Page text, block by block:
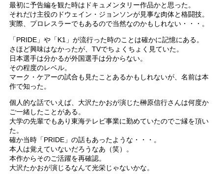
最初に予告編を観た時はドキュメンタリー作品かと思った。
それだけ主役のドウェイン・ジョンソンが見事な肉体と格闘技。
実際、プロレスラーでもあるので当然なのかもしれない・・・。
「PRIDE」や「K1」が流行った時のことは確かに記憶にある。
さほど興味はなかったが、TVでちょくちょく見ていた。
日本選手は分かるが外国選手は分からない。
その程度のレベル。
マーク・ケアーの試合も見たことあるかもしれないが、名前は本
作で知った。
個人的な話でいえば、大沢たかおが演じた榊原信行さんは何度か
ご一緒したことがある。
大学の先輩でもあり東海テレビ事業に勤めていたのでご縁を頂い
た。
確か当時「PRIDE」の話もあったような・・・。
本人は覚えていないだろうなあ（笑）。
本作からそのご活躍を再確認。
大沢たかおが演じるなんて光栄じゃないかな。